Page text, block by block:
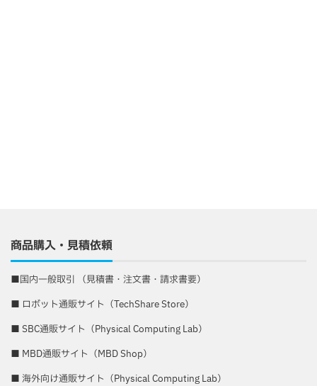
商品購入・見積依頼
■国内一般取引 （見積書・注文書・請求書要）
■ ロボット通販サイト（TechShare Store）
■ SBC通販サイト（Physical Computing Lab）
■ MBD通販サイト（MBD Shop）
■ 海外向け通販サイト（Physical Computing Lab）